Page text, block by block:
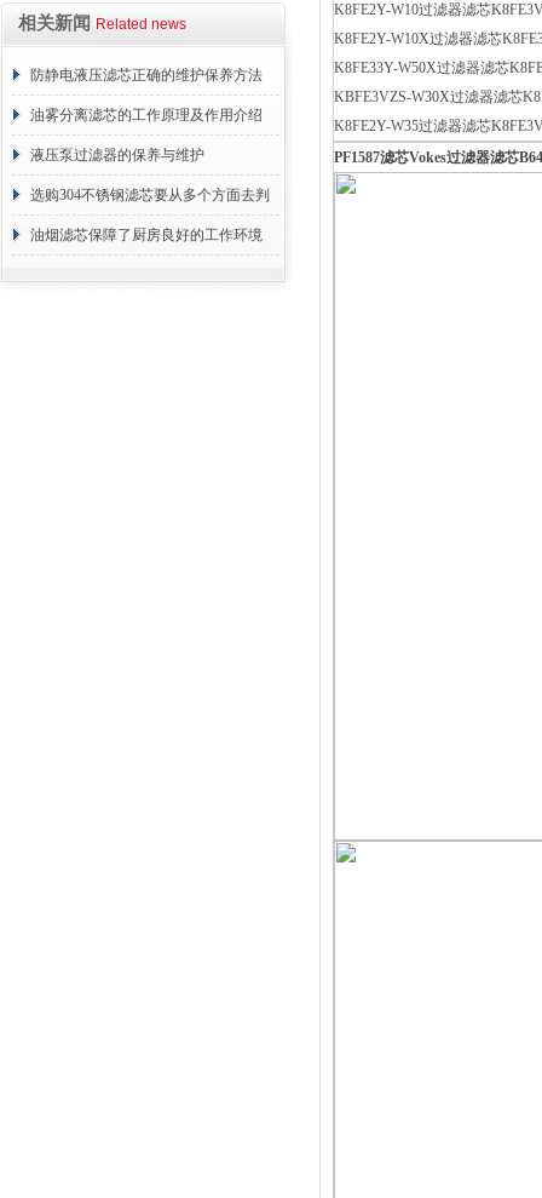
相关新闻 Related news
防静电液压滤芯正确的维护保养方法
油雾分离滤芯的工作原理及作用介绍
液压泵过滤器的保养与维护
选购304不锈钢滤芯要从多个方面去判
断
油烟滤芯保障了厨房良好的工作环境
K8FE2Y-W10过滤器滤芯
K8FE2Y-W10X过滤器滤芯
K8FE33Y-W50X过滤器滤芯
KBFE3VZS-W30X过滤器滤芯
K8FE2Y-W35过滤器滤芯
PF1587滤芯Vokes过滤器滤芯